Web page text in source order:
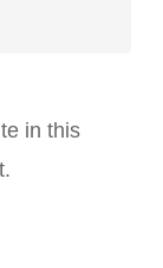
in this